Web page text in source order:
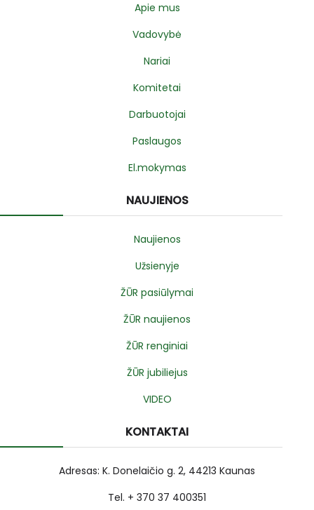
Apie mus
Vadovybė
Nariai
Komitetai
Darbuotojai
Paslaugos
El.mokymas
NAUJIENOS
Naujienos
Užsienyje
ŽŪR pasiūlymai
ŽŪR naujienos
ŽŪR renginiai
ŽŪR jubiliejus
VIDEO
KONTAKTAI
Adresas: K. Donelaičio g. 2, 44213 Kaunas
Tel. + 370 37 400351